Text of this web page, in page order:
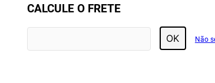
CALCULE O FRETE
OK Não